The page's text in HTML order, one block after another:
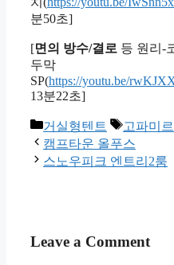
분50초]
[면의 방수/결로 등 원리-
두막
SP(https://youtu.be/
13분22초]
Categories
거실형텐트 Tags
고파미르
캠프타운 올푸스
스노우피크 엔트리2룸
Leave a Comment